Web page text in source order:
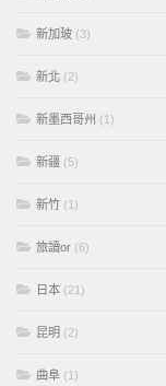
新加玻 (3)
新北 (2)
新墨西哥州 (1)
新疆 (5)
新竹 (1)
旅讀or (6)
日本 (21)
昆明 (2)
曲阜 (1)